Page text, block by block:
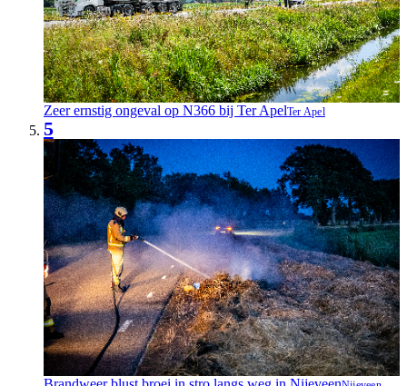
Zeer ernstig ongeval op N366 bij Ter ApelTer Apel
5